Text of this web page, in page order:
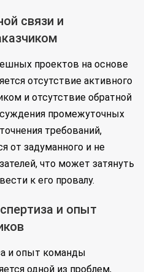
связи и
проектов на основе
отсутствие активного
и отсутствие обратной
промежуточных
требований,
от задуманного и не
что может затянуть
к его провалу.
и опыт
и опыт команды
одной из проблем,